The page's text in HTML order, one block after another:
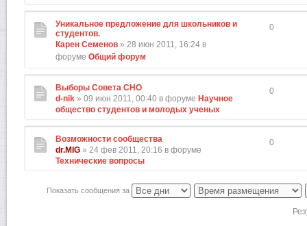
Уникальное предложение для школьников и
студентов.
Карен Семенов » 28 июн 2011, 16:24 в
форуме Общий форум
0
Выборы Совета СНО
d-nik » 09 июн 2011, 00:40 в форуме Научное
общество студентов и молодых ученых
0
Возможности сообщества
dr.MIG » 24 фев 2011, 20:16 в форуме
Технические вопросы
0
Показать сообщения за